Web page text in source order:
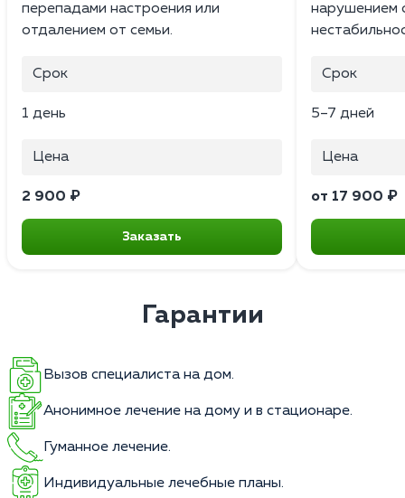
перепадами настроения или
отдалением от семьи.
Срок
1 день
Цена
2 900 ₽
Заказать
нарушением
Срок
5–7 дней
Цена
от 17 900 ₽
Гарантии
Вызов специалиста на дом.
Анонимное лечение на дому и в стационаре.
Гуманное лечение.
Индивидуальные лечебные планы.